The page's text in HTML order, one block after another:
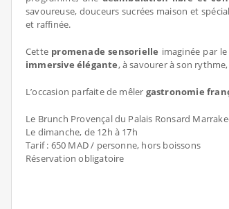
savoureuse, douceurs sucrées maison et
et raffinée.
Cette promenade sensorielle imaginée par
immersive élégante, à savourer à son
L’occasion parfaite de mêler gastronomie
Le Brunch Provençal du Palais Ronsard
Le dimanche, de 12h à 17h
Tarif : 650 MAD / personne, hors boissons
Réservation obligatoire